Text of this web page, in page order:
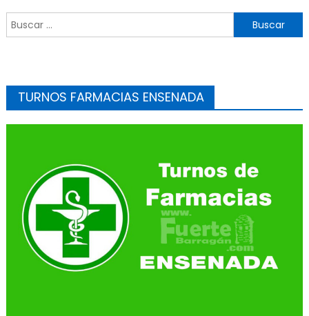
Buscar:
TURNOS FARMACIAS ENSENADA